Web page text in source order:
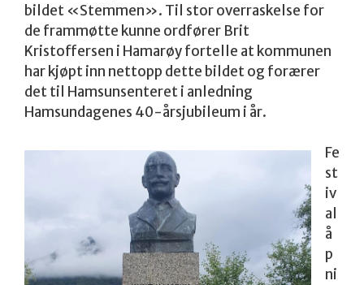
bildet «Stemmen». Til stor overraskelse for
de frammøtte kunne ordfører Brit
Kristoffersen i Hamarøy fortelle at kommunen
har kjøpt inn nettopp dette bildet og forærer
det til Hamsunsenteret i anledning
Hamsundagenes 40-årsjubileum i år.
Fe
st
iv
al
å
p
ni